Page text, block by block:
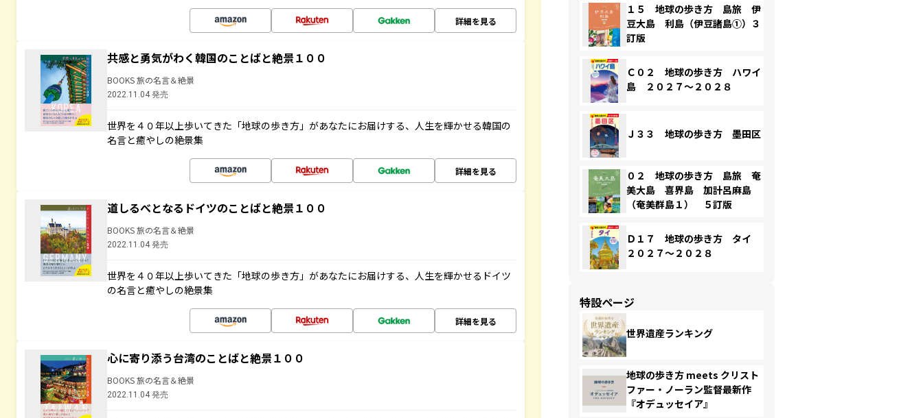
詳細を見る
共感と勇気がわく韓国のことばと絶景１００
BOOKS 旅の名言＆絶景
2022.11.04 発売
世界を４０年以上歩いてきた「地球の歩き方」があなたにお届けする、人生を輝かせる韓国の
名言と癒やしの絶景集
詳細を見る
道しるべとなるドイツのことばと絶景１００
BOOKS 旅の名言＆絶景
2022.11.04 発売
世界を４０年以上歩いてきた「地球の歩き方」があなたにお届けする、人生を輝かせるドイツ
の名言と癒やしの絶景集
詳細を見る
心に寄り添う台湾のことばと絶景１００
BOOKS 旅の名言＆絶景
2022.11.04 発売
１５ 地球の歩き方 島旅 伊
豆大島 利島（伊豆諸島①）３
訂版
Ｃ０２ 地球の歩き方 ハワイ
島 ２０２７～２０２８
Ｊ３３ 地球の歩き方 墨田区
０２ 地球の歩き方 島旅 奄
美大島 喜界島 加計呂麻島
（奄美群島１） ５訂版
Ｄ１７ 地球の歩き方 タイ
２０２７～２０２８
特設ページ
世界遺産ランキング
地球の歩き方 meets クリスト
ファー・ノーラン監督最新作
『オデュッセイア』